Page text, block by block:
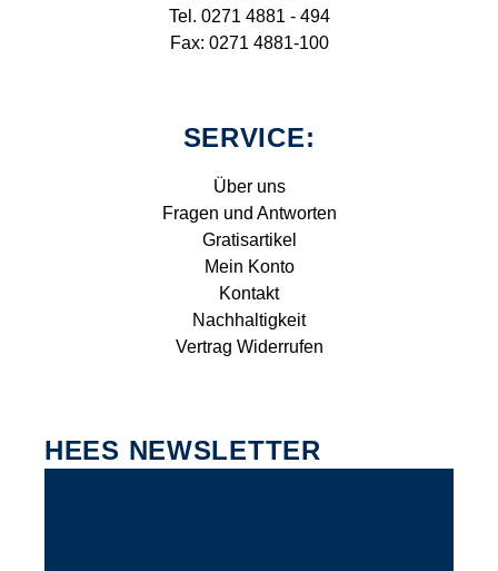
Tel. 0271 4881 - 494
Fax: 0271 4881-100
SERVICE:
Über uns
Fragen und Antworten
Gratisartikel
Mein Konto
Kontakt
Nachhaltigkeit
Vertrag Widerrufen
HEES NEWSLETTER